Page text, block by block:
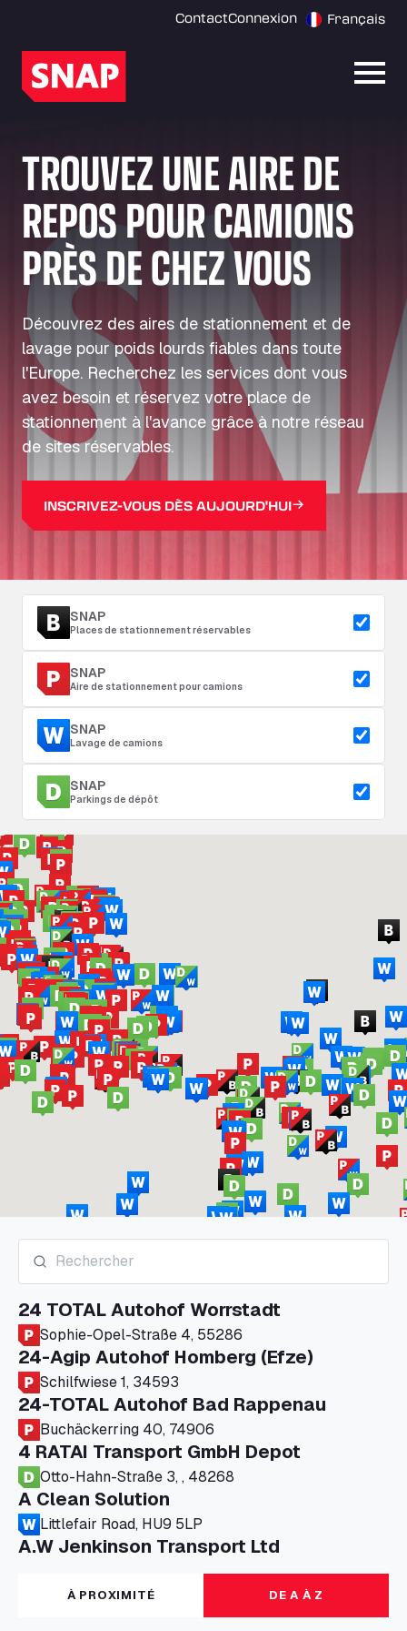
ContactConnexion Français
TROUVEZ UNE AIRE DE
REPOS POUR CAMIONS
PRÈS DE CHEZ VOUS
Découvrez des aires de stationnement et de
lavage pour poids lourds fiables dans toute
l'Europe. Recherchez les services dont vous
avez besoin et réservez votre place de
stationnement à l'avance grâce à notre réseau
de sites réservables.
INSCRIVEZ-VOUS DÈS AUJOURD'HUI
SNAP
Places de stationnement réservables
SNAP
Aire de stationnement pour camions
SNAP
Lavage de camions
SNAP
Parkings de dépôt
24 TOTAL Autohof Worrstadt
Sophie-Opel-Straße 4, 55286
24-Agip Autohof Homberg (Efze)
Schilfwiese 1, 34593
24-TOTAL Autohof Bad Rappenau
Buchäckerring 40, 74906
4 RATAI Transport GmbH Depot
Otto-Hahn-Straße 3, , 48268
A Clean Solution
Littlefair Road, HU9 5LP
A.W Jenkinson Transport Ltd
Progress House, ME11 5GA
A+G Nettetal - Depot Parking
Am Panneschopp 7, 41334
À PROXIMITÉ DE A À Z